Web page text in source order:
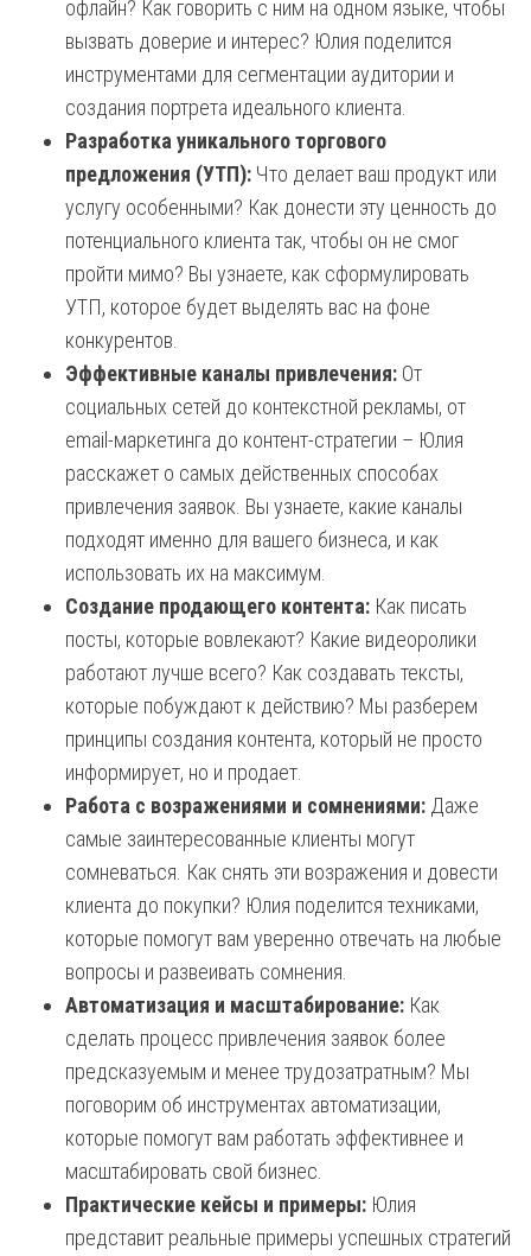
офлайн? Как говорить с ним на одном языке, чтобы
вызвать доверие и интерес? Юлия поделится
инструментами для сегментации аудитории и
создания портрета идеального клиента.
Разработка уникального торгового
предложения (УТП): Что делает ваш продукт или
услугу особенными? Как донести эту ценность до
потенциального клиента так, чтобы он не смог
пройти мимо? Вы узнаете, как сформулировать
УТП, которое будет выделять вас на фоне
конкурентов.
Эффективные каналы привлечения: От
социальных сетей до контекстной рекламы, от
email-маркетинга до контент-стратегии – Юлия
расскажет о самых действенных способах
привлечения заявок. Вы узнаете, какие каналы
подходят именно для вашего бизнеса, и как
использовать их на максимум.
Создание продающего контента: Как писать
посты, которые вовлекают? Какие видеоролики
работают лучше всего? Как создавать тексты,
которые побуждают к действию? Мы разберем
принципы создания контента, который не просто
информирует, но и продает.
Работа с возражениями и сомнениями: Даже
самые заинтересованные клиенты могут
сомневаться. Как снять эти возражения и довести
клиента до покупки? Юлия поделится техниками,
которые помогут вам уверенно отвечать на любые
вопросы и развеивать сомнения.
Автоматизация и масштабирование: Как
сделать процесс привлечения заявок более
предсказуемым и менее трудозатратным? Мы
поговорим об инструментах автоматизации,
которые помогут вам работать эффективнее и
масштабировать свой бизнес.
Практические кейсы и примеры: Юлия
представит реальные примеры успешных стратегий